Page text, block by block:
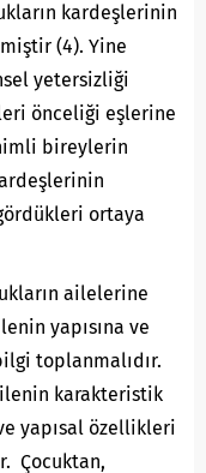
kardeşlerinin
(4). Yine
yetersizliği
önceliği eşlerine
bireylerin
ortaya
ailelerine
yapısına ve
toplanmalıdır.
karakteristik
yapısal özellikleri
Çocuktan,